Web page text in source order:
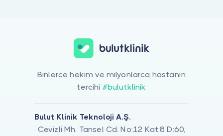
Binlerce hekim ve milyonlarca hastanın
tercihi #bulutklinik
Bulut Klinik Teknoloji A.Ş.
Cevizli Mh. Tansel Cd. No:12 Kat:8 D:60,